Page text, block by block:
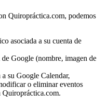
Quiropráctica.com, podemos
asociada a su cuenta de
Google (nombre, imagen de
su Google Calendar,
o eliminar eventos
Quiropráctica.com.